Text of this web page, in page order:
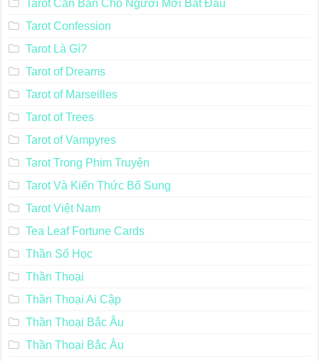
Tarot Căn Bản Cho Người Mới Bắt Đầu
Tarot Confession
Tarot Là Gì?
Tarot of Dreams
Tarot of Marseilles
Tarot of Trees
Tarot of Vampyres
Tarot Trong Phim Truyện
Tarot Và Kiến Thức Bổ Sung
Tarot Việt Nam
Tea Leaf Fortune Cards
Thần Số Học
Thần Thoại
Thần Thoại Ai Cập
Thần Thoại Bắc Âu
Thần Thoại Bắc Âu